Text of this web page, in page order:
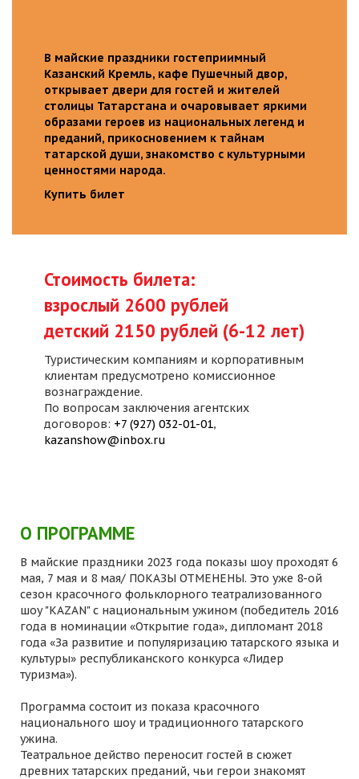
В майские праздники гостеприимный
Казанский Кремль, кафе Пушечный двор,
открывает двери для гостей и жителей
столицы Татарстана и очаровывает яркими
образами героев из национальных легенд и
преданий, прикосновением к тайнам
татарской души, знакомство с культурными
ценностями народа.
Купить билет
Стоимость билета:
взрослый 2600 рублей
детский 2150 рублей (6-12 лет)
Туристическим компаниям и корпоративным
клиентам предусмотрено комиссионное
вознаграждение.
По вопросам заключения агентских
договоров: +7 (927) 032-01-01,
kazanshow@inbox.ru
О ПРОГРАММЕ
В майские праздники 2023 года показы шоу проходят 6
мая, 7 мая и 8 мая/ ПОКАЗЫ ОТМЕНЕНЫ. Это уже 8-ой
сезон красочного фольклорного театрализованного
шоу "KAZAN" с национальным ужином (победитель 2016
года в номинации «Открытие года», дипломант 2018
года «За развитие и популяризацию татарского языка и
культуры» республиканского конкурса «Лидер
туризма»).
Программа состоит из показа красочного
национального шоу и традиционного татарского
ужина.
Театральное действо переносит гостей в сюжет
древних татарских преданий, чьи герои знакомят